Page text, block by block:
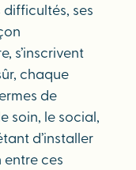
ses
s’inscrivent
chaque
de
soin, le social,
d’installer
ces